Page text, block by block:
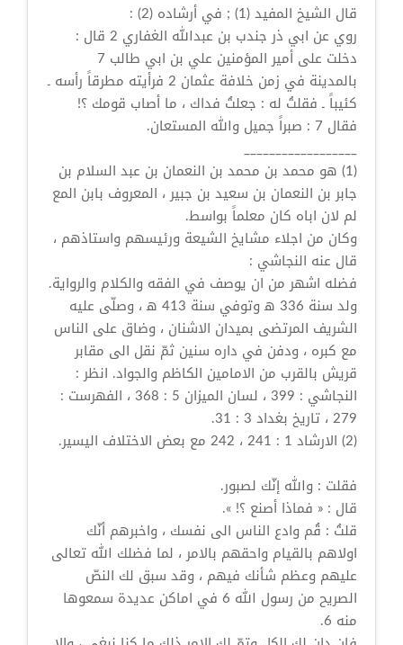
قال الشيخ المفيد (1) ; في أرشاده (2) :
روي عن ابي ذر جندب بن عبدالله الغفاري 2 قال :
دخلت على أمير المؤمنين علي بن ابي طالب 7
بالمدينة في زمن خلافة عثمان 2 فرأيته مطرقاً رأسه ـ
كئيباً ـ فقلتُ له : جعلتُ فداك ، ما أصاب قومك ؟!
فقال 7 : صبراً جميل والله المستعان.
__________________
(1) هو محمد بن محمد بن النعمان بن عبد السلام بن
جابر بن النعمان بن سعيد بن جبير ، المعروف بابن المع
لم لان اباه كان معلماً بواسط.
وكان من اجلاء مشايخ الشيعة ورئيسهم واستاذهم ،
قال عنه النجاشي :
فضله اشهر من ان يوصف في الفقه والكلام والرواية.
ولد سنة 336 ه‍ وتوفي سنة 413 ه‍ ، وصلّى عليه
الشريف المرتضى بميدان الاشنان ، وضاق على الناس
مع كبره ، ودفن في داره سنين ثمّ نقل الى مقابر
قريش بالقرب من الامامين الكاظم والجواد. انظر :
النجاشي : 399 ، لسان الميزان 5 : 368 ، الفهرست :
279 ، تاريخ بغداد 3 : 31.
(2) الارشاد 1 : 241 ، 242 مع بعض الاختلاف اليسير.
فقلت : والله إنّك لصبور.
قال : « فماذا أصنع ؟! ».
قلتُ : قُم وادع الناس الى نفسك ، واخبرهم أنّك
اولاهم بالقيام واحقهم بالامر ، لما فضلك الله تعالى
عليهم وعظم شأنك فيهم ، وقد سبق لك النصّ
الصريح من رسول الله 6 في اماكن عديدة سمعوها
منه 6.